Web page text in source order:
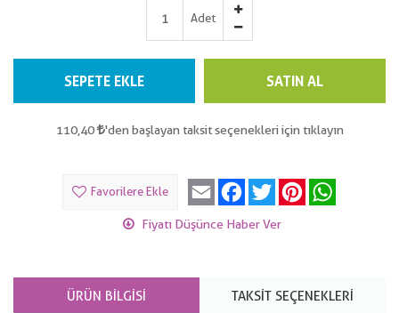
Adet
SEPETE EKLE SATIN AL
110,40 'den başlayan taksit seçenekleri için tıklayın
Favorilere Ekle Email Facebook
Twitter Pinterest
Fiyatı Düşünce Haber Ver
ÜRÜN BILGISI TAKSIT SEÇENEKLERI